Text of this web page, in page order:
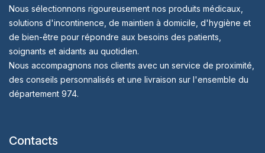
Nous sélectionnons rigoureusement nos produits médicaux,
solutions d'incontinence, de maintien à domicile, d'hygiène et
de bien-être pour répondre aux besoins des patients,
soignants et aidants au quotidien.
Nous accompagnons nos clients avec un service de proximité,
des conseils personnalisés et une livraison sur l'ensemble du
département 974.
Contacts